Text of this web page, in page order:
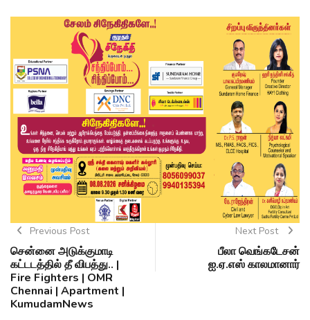
Previous Post
சென்னை அடுக்குமாடி
கட்டடத்தில் தீ விபத்து.. |
Fire Fighters | OMR
Chennai | Apartment |
KumudamNews
Next Post
பீலா வெங்கடேசன்
ஐ.ஏ.எஸ் காலமானார்